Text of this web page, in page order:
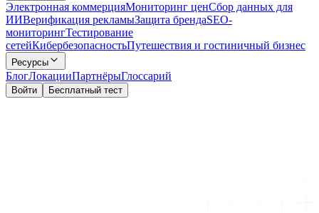
Электронная коммерцияМониторинг ценСбор данных для
ИИВерификация рекламыЗащита брендаSEO-
мониторингТестирование
сетейКибербезопасностьПутешествия и гостиничный бизнес
Ресурсы
БлогЛокацииПартнёрыГлоссарий
Войти Бесплатный тест